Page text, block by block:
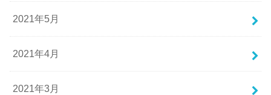
2021年5月
2021年4月
2021年3月